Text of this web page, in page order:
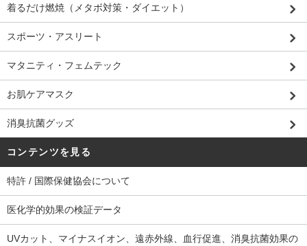
着るだけ燃焼（メタボ対策・ダイエット）
スポーツ・アスリート
マタニティ・フェムテック
お肌ケアマスク
消臭抗菌グッズ
コンテンツを見る
特許 / 国際保健協会について
医化学的効果の検証データ
UVカット、マイナスイオン、遠赤外線、血行促進、消臭抗菌効果の